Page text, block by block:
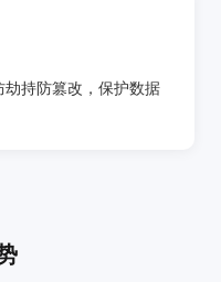
劫持防篡改，保护数据